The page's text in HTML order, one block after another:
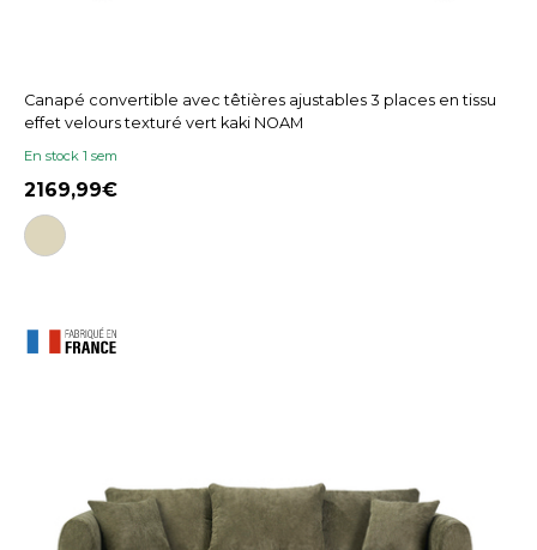
Canapé convertible avec têtières ajustables 3 places en tissu
effet velours texturé vert kaki NOAM
En stock 1 sem
2169,99